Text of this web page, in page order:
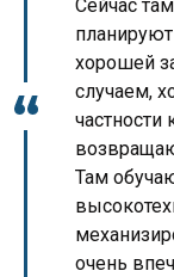
Сейчас
хорошей
случаем,
частности
Там
очень